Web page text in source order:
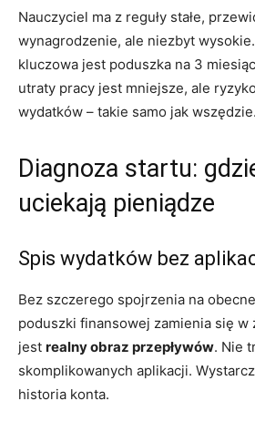
Nauczyciel ma z reguły stałe,
wynagrodzenie, ale niezbyt
kluczowa jest poduszka na 3
utraty pracy jest mniejsze, ale
wydatków – takie samo jak wszędzie.
Diagnoza startu:
uciekają pieniądze
Spis wydatków bez
Bez szczerego spojrzenia na
poduszki finansowej zamienia się w
jest realny obraz przepływów. Nie
skomplikowanych aplikacji.
historia konta.